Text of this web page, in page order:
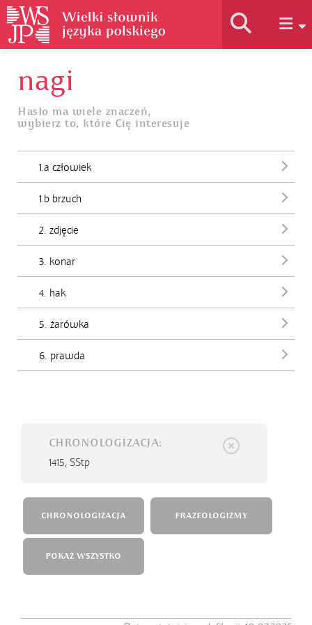
Jak korzystać
nagi
Hasło ma wiele znaczeń,
wybierz to, które Cię interesuje
1.a człowiek
1.b brzuch
2. zdjęcie
3. konar
4. hak
5. żarówka
6. prawda
CHRONOLOGIZACJA:
1415, SStp
CHRONOLOGIZACJA FRAZEOLOGIZMY
POKAŻ WSZYSTKO